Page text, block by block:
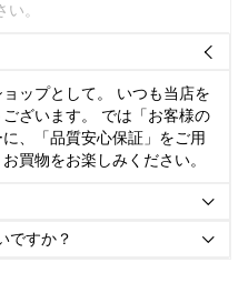
。

ップとして。 いつも当店を
ざいます。 では「お客様の
、「品質安心保証」をご用
買物をお楽しみください。

ですか？ 